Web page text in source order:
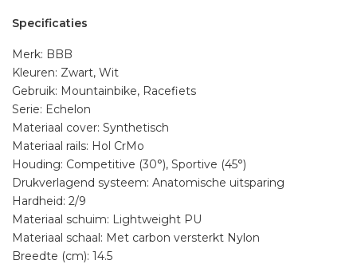
Specificaties
Merk: BBB
Kleuren: Zwart, Wit
Gebruik: Mountainbike, Racefiets
Serie: Echelon
Materiaal cover: Synthetisch
Materiaal rails: Hol CrMo
Houding: Competitive (30°), Sportive (45°)
Drukverlagend systeem: Anatomische uitsparing
Hardheid: 2/9
Materiaal schuim: Lightweight PU
Materiaal schaal: Met carbon versterkt Nylon
Breedte (cm): 14.5